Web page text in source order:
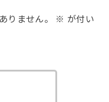
りません。 ※ が付い